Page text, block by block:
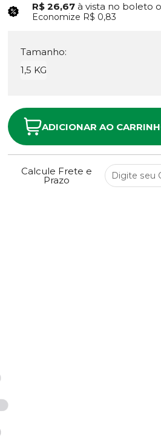
R$ 26,67 à vista no boleto
Economize R$ 0,83
Tamanho:
1,5 KG
ADICIONAR AO
Calcule Frete e
Prazo